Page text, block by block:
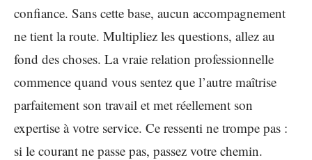
confiance. Sans cette base, aucun accompagnement
ne tient la route. Multipliez les questions, allez au
fond des choses. La vraie relation professionnelle
commence quand vous sentez que l’autre maîtrise
parfaitement son travail et met réellement son
expertise à votre service. Ce ressenti ne trompe pas :
si le courant ne passe pas, passez votre chemin.